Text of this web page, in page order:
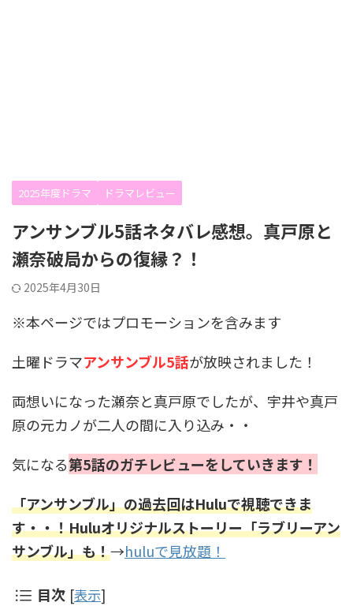
2025年度ドラマ ドラマレビュー
アンサンブル5話ネタバレ感想。真戸原と
瀬奈破局からの復縁？！
2025年4月30日
※本ページではプロモーションを含みます
土曜ドラマアンサンブル5話が放映されました！
両想いになった瀬奈と真戸原でしたが、宇井や真戸
原の元カノが二人の間に入り込み・・
気になる第5話のガチレビューをしていきます！
「アンサンブル」の過去回はHuluで視聴できま
す・・！Huluオリジナルストーリー「ラブリーアン
サンブル」も！→huluで見放題！
目次 [表示]